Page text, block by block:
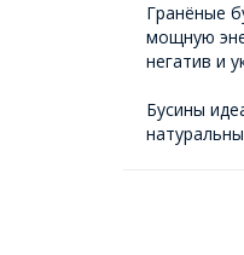
Гранёные
мощную
негатив и
Бусины